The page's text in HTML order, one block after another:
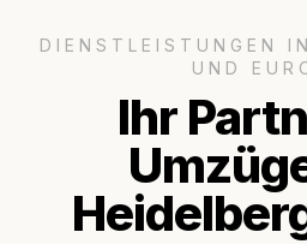
DIENSTLEISTUNGEN
UND
Ihr